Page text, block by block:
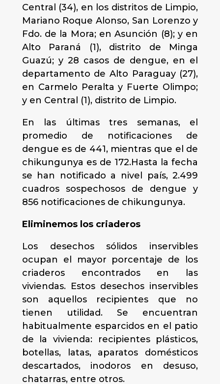
Central (34), en los distritos de Limpio,
Mariano Roque Alonso, San Lorenzo y
Fdo. de la Mora; en Asunción (8); y en
Alto Paraná (1), distrito de Minga
Guazú; y 28 casos de dengue, en el
departamento de Alto Paraguay (27),
en Carmelo Peralta y Fuerte Olimpo;
y en Central (1), distrito de Limpio.
En las últimas tres semanas, el
promedio de notificaciones de
dengue es de 441, mientras que el de
chikungunya es de 172.Hasta la fecha
se han notificado a nivel país, 2.499
cuadros sospechosos de dengue y
856 notificaciones de chikungunya.
Eliminemos los criaderos
Los desechos sólidos inservibles
ocupan el mayor porcentaje de los
criaderos encontrados en las
viviendas. Estos desechos inservibles
son aquellos recipientes que no
tienen utilidad. Se encuentran
habitualmente esparcidos en el patio
de la vivienda: recipientes plásticos,
botellas, latas, aparatos domésticos
descartados, inodoros en desuso,
chatarras, entre otros.